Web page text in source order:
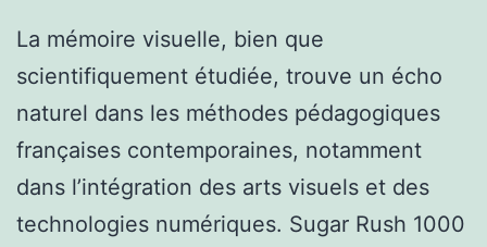
La mémoire visuelle, bien que
scientifiquement étudiée, trouve un écho
naturel dans les méthodes pédagogiques
françaises contemporaines, notamment
dans l’intégration des arts visuels et des
technologies numériques. Sugar Rush 1000